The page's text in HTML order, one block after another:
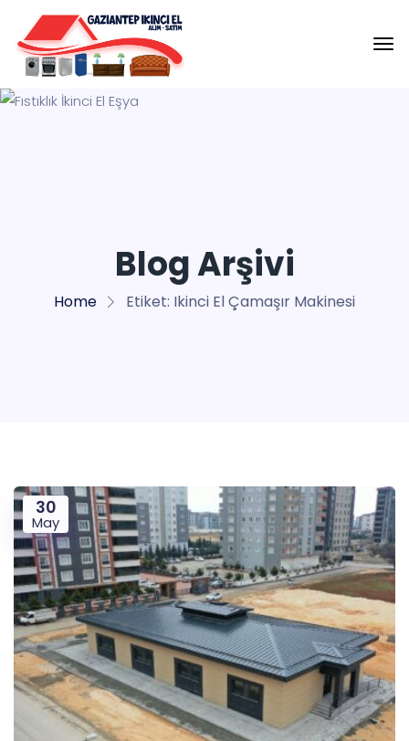
Blog Arşivi
Home Etiket: Ikinci El Çamaşır Makinesi
30
May